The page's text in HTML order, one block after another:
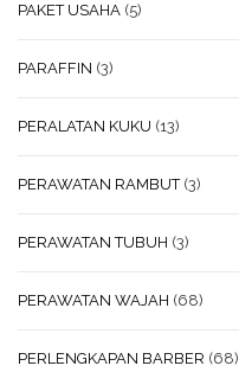
PAKET USAHA (5)
PARAFFIN (3)
PERALATAN KUKU (13)
PERAWATAN RAMBUT (3)
PERAWATAN TUBUH (3)
PERAWATAN WAJAH (68)
PERLENGKAPAN BARBER (68)